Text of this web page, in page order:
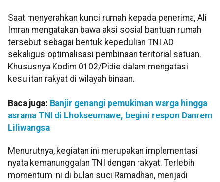
Saat menyerahkan kunci rumah kepada penerima, Ali
Imran mengatakan bawa aksi sosial bantuan rumah
tersebut sebagai bentuk kepedulian TNI AD
sekaligus optimalisasi pembinaan teritorial satuan.
Khususnya Kodim 0102/Pidie dalam mengatasi
kesulitan rakyat di wilayah binaan.
Baca juga: Banjir genangi pemukiman warga hingga
asrama TNI di Lhokseumawe, begini respon Danrem
Liliwangsa
Menurutnya, kegiatan ini merupakan implementasi
nyata kemanunggalan TNI dengan rakyat. Terlebih
momentum ini di bulan suci Ramadhan, menjadi